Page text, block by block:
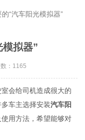
“汽车阳光模拟器”
拟器”
：1165
会给司机造成很大的
车主选择安装汽车阳
用方法，希望能够对